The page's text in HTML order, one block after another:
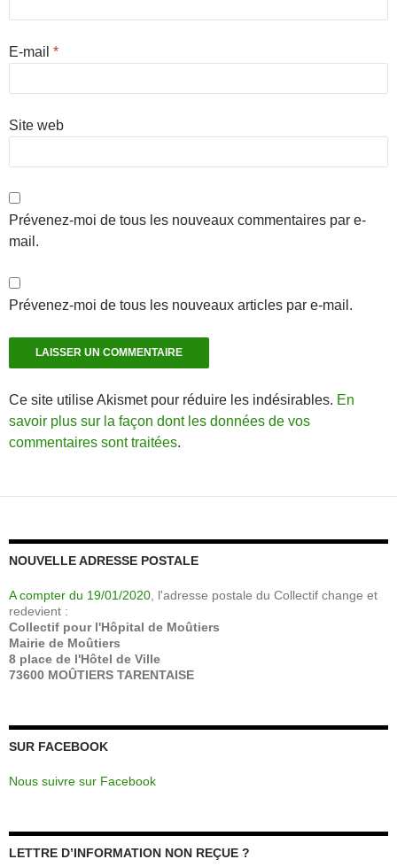
E-mail *
Site web
Prévenez-moi de tous les nouveaux commentaires par e-
mail.
Prévenez-moi de tous les nouveaux articles par e-mail.
Ce site utilise Akismet pour réduire les indésirables. En
savoir plus sur la façon dont les données de vos
commentaires sont traitées.
NOUVELLE ADRESSE POSTALE
A compter du 19/01/2020 , l'adresse postale du Collectif change et
redevient :
Collectif pour l'Hôpital de Moûtiers
Mairie de Moûtiers
8 place de l'Hôtel de Ville
73600 MOÛTIERS TARENTAISE
SUR FACEBOOK
Nous suivre sur Facebook
LETTRE D’INFORMATION NON REÇUE ?